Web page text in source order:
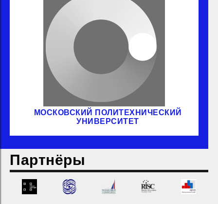
МОСКОВСКИЙ ПОЛИТЕХНИЧЕСКИЙ
УНИВЕРСИТЕТ
Партнёры